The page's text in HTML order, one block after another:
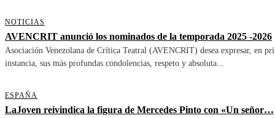
NOTICIAS
AVENCRIT anunció los nominados de la temporada 2025 -2026
Asociación Venezolana de Crítica Teatral (AVENCRIT) desea expresar, en
instancia, sus más profundas condolencias, respeto y absoluta...
ESPAÑA
LaJoven reivindica la figura de Mercedes Pinto con «Un señor…